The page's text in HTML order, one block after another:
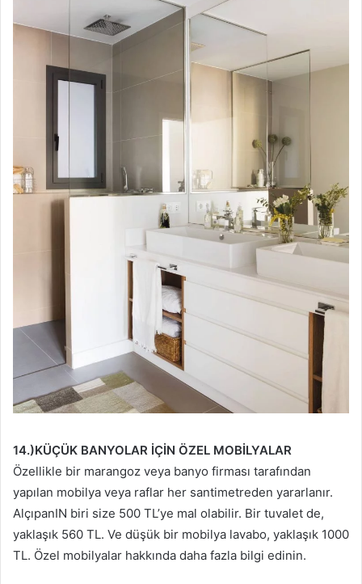
14.)KÜÇÜK BANYOLAR İÇİN ÖZEL MOBİLYALAR
Özellikle bir marangoz veya banyo firması tarafından
yapılan mobilya veya raflar her santimetreden yararlanır.
AlçıpanIN biri size 500 TL’ye mal olabilir. Bir tuvalet de,
yaklaşık 560 TL. Ve düşük bir mobilya lavabo, yaklaşık 1000
TL. Özel mobilyalar hakkında daha fazla bilgi edinin.